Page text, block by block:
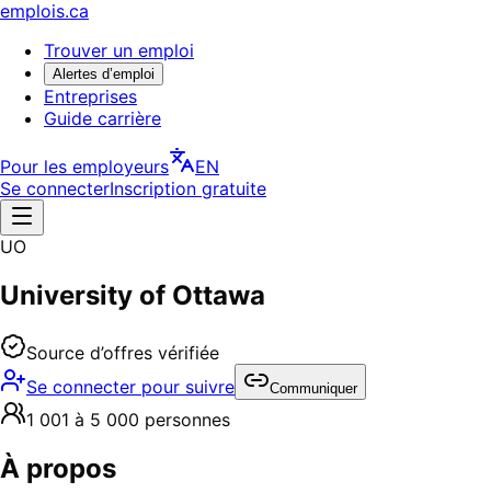
emplois.ca
Trouver un emploi
Alertes d’emploi
Entreprises
Guide carrière
Pour les employeurs
EN
Se connecterInscription gratuite
UO
University of Ottawa
Source d’offres vérifiée
Se connecter pour suivre
Communiquer
1 001 à 5 000 personnes
À propos